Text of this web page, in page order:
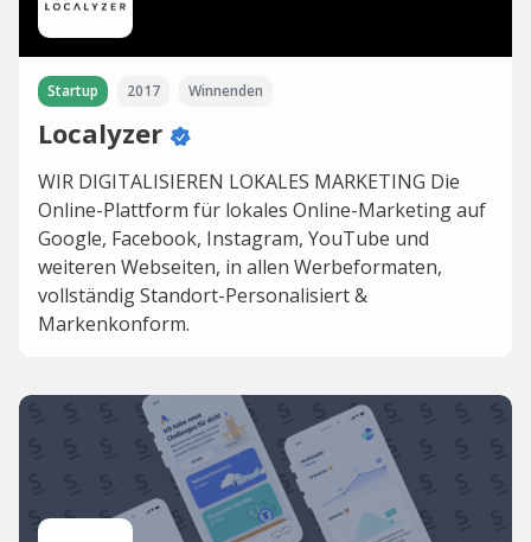
Startup 2017 Winnenden
Localyzer
WIR DIGITALI­SIEREN LOKALES MARKETING Die
Online-Plattform für lokales Online-Marketing auf
Google, Facebook, Instagram, YouTube und
weiteren Webseiten, in allen Werbeformaten,
vollständig Standort-Personalisiert &
Markenkonform.